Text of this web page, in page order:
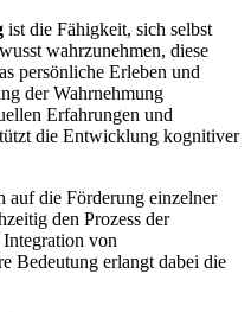
ist die Fähigkeit, sich selbst
wahrzunehmen, diese
persönliche Erleben und
der Wahrnehmung
Erfahrungen und
die Entwicklung kognitiver
auf die Förderung einzelner
den Prozess der
von
Bedeutung erlangt dabei die